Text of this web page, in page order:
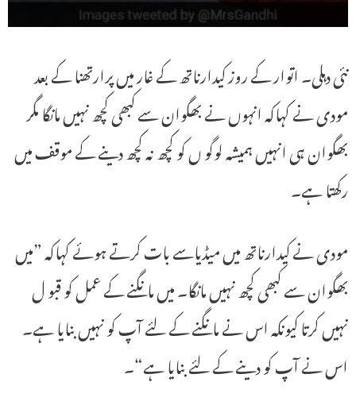
نئی دہلی۔ اتوار کے روز کیدارناتھ کے غار میں پرارتھنا کے بعد
مودی نے کہاکہ انہوں نے بھگوان سے کبھی کچھ نہیں مانگا مگر
بھگوان ہی انہیں ہمیشہ لوگو ں کو کچھ نہ کچھ دینے کے موقف میں
رکھتا ہے۔
مودی نے کیدارناتھ میں میڈیاسے بات کرتے ہوئے کہاکہ ”میں
بھگوان سے کبھی کچھ نہیں مانگا۔ میں مانگنے کے عمل کو قبو ل
نہیں کرتا کیونکہ اس نے مانگنے کے لئے آپ کو نہیں بنایا ہے۔
اس نے آپ کو دینے کے لئے بنایا ہے“۔